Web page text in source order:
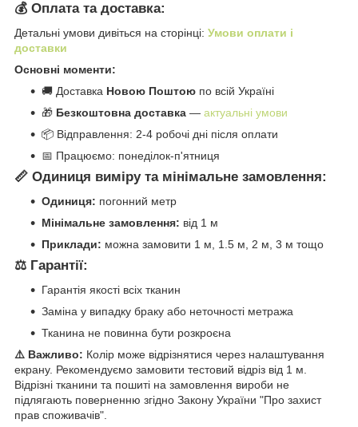
💰 Оплата та доставка:
Детальні умови дивіться на сторінці: Умови оплати і
доставки
Основні моменти:
🚚 Доставка Новою Поштою по всій Україні
🎁 Безкоштовна доставка — актуальні умови
📦 Відправлення: 2-4 робочі дні після оплати
📅 Працюємо: понеділок-п'ятниця
📏 Одиниця виміру та мінімальне замовлення:
Одиниця: погонний метр
Мінімальне замовлення: від 1 м
Приклади: можна замовити 1 м, 1.5 м, 2 м, 3 м тощо
⚖️ Гарантії:
Гарантія якості всіх тканин
Заміна у випадку браку або неточності метража
Тканина не повинна бути розкроєна
⚠️ Важливо: Колір може відрізнятися через налаштування
екрану. Рекомендуємо замовити тестовий відріз від 1 м.
Відрізні тканини та пошиті на замовлення вироби не
підлягають поверненню згідно Закону України "Про захист
прав споживачів".